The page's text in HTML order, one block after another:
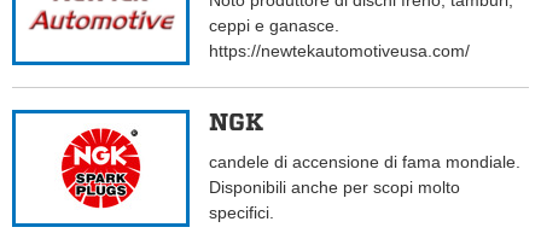
ceppi e ganasce.
https://newtekautomotiveusa.com/
NGK
candele di accensione di fama mondiale.
Disponibili anche per scopi molto
specifici.